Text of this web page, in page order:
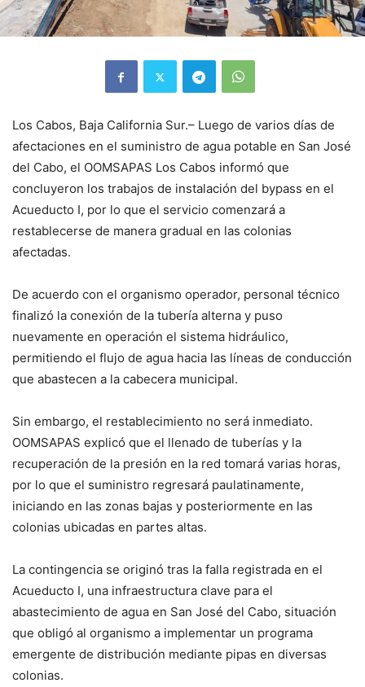
Los Cabos, Baja California Sur.– Luego de varios días de
afectaciones en el suministro de agua potable en San José
del Cabo, el OOMSAPAS Los Cabos informó que
concluyeron los trabajos de instalación del bypass en el
Acueducto I, por lo que el servicio comenzará a
restablecerse de manera gradual en las colonias
afectadas.
De acuerdo con el organismo operador, personal técnico
finalizó la conexión de la tubería alterna y puso
nuevamente en operación el sistema hidráulico,
permitiendo el flujo de agua hacia las líneas de conducción
que abastecen a la cabecera municipal.
Sin embargo, el restablecimiento no será inmediato.
OOMSAPAS explicó que el llenado de tuberías y la
recuperación de la presión en la red tomará varias horas,
por lo que el suministro regresará paulatinamente,
iniciando en las zonas bajas y posteriormente en las
colonias ubicadas en partes altas.
La contingencia se originó tras la falla registrada en el
Acueducto I, una infraestructura clave para el
abastecimiento de agua en San José del Cabo, situación
que obligó al organismo a implementar un programa
emergente de distribución mediante pipas en diversas
colonias.